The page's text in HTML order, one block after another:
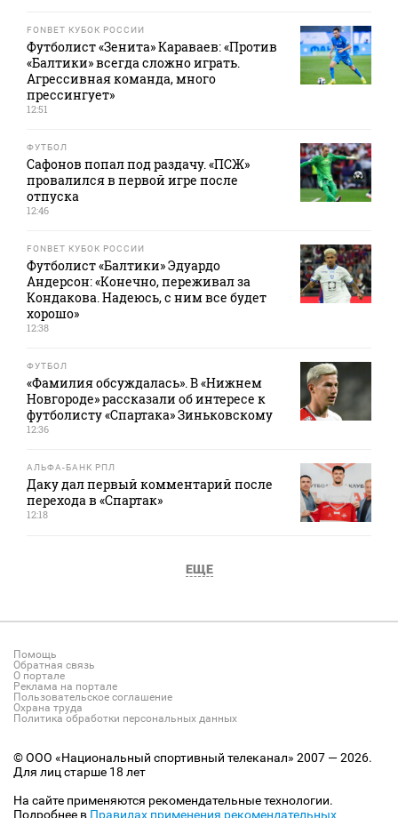
FONBET КУБОК РОССИИ
Футболист «Зенита» Караваев: «Против
«Балтики» всегда сложно играть.
Агрессивная команда, много
прессингует»
12:51
ФУТБОЛ
Сафонов попал под раздачу. «ПСЖ»
провалился в первой игре после
отпуска
12:46
FONBET КУБОК РОССИИ
Футболист «Балтики» Эдуардо
Андерсон: «Конечно, переживал за
Кондакова. Надеюсь, с ним все будет
хорошо»
12:38
ФУТБОЛ
«Фамилия обсуждалась». В «Нижнем
Новгороде» рассказали об интересе к
футболисту «Спартака» Зиньковскому
12:36
АЛЬФА-БАНК РПЛ
Даку дал первый комментарий после
перехода в «Спартак»
12:18
ЕЩЕ
Помощь
Обратная связь
О портале
Реклама на портале
Пользовательское соглашение
Охрана труда
Политика обработки персональных данных
© ООО «Национальный спортивный телеканал» 2007 — 2026.
Для лиц старше 18 лет
На сайте применяются рекомендательные технологии.
Подробнее в Правилах применения рекомендательных